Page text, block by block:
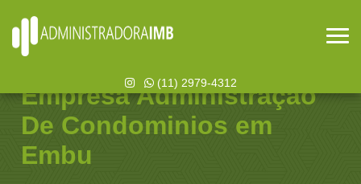
(11) 2979-4312
Empresa Administração
De Condominios em
Embu